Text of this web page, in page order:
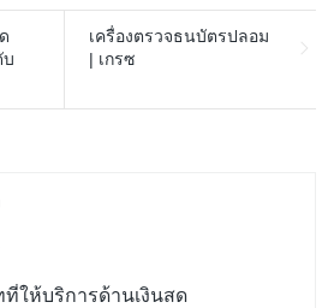
บ
เครื่องตรวจธนบัตรปลอม
| เกรซ
ที่ให้บริการด้านเงินสด